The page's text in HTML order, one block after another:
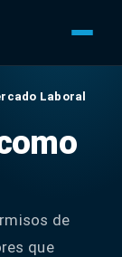
Laboral
de
que